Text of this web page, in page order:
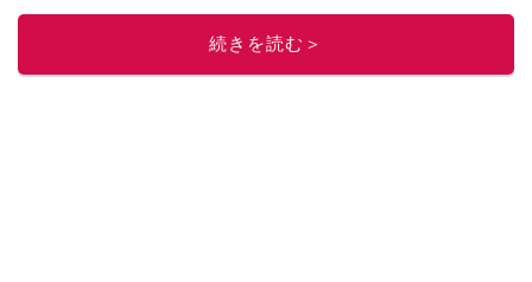
このイチオシストの他の記事を読む
続きを読む＞